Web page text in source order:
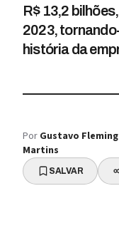
R$ 13,2
2023,
história da
Por Gustavo Fleming
Martins
SALVAR